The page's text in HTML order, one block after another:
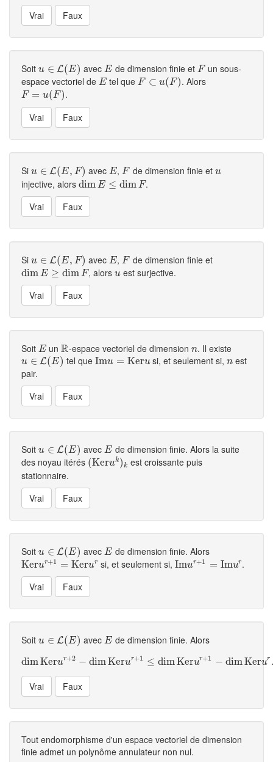
Soit u ∈ L(E)
u∈L (E) avec E
E de dimension finie et F
F un sous-
espace vectoriel de E
E tel que F ⊂ u(F)
F⊂u( F) . Alors
F = u(F)
F= u( F) .
Si u ∈ L(E, F)
u∈L (E,F) avecE
E ,F
F de dimension finie et u
u
injective, alors dimE ≤ dim F
dimE≤dim F .
Si u ∈ L(E, F)
u∈L (E,F) avec E
E , F
F de dimension finie et
dimE ≥ dim F
dimE≥dim F , alors u
uest surjective.
Soit E
E unR
R-espace vectoriel de dimension n
n. Il existe
u ∈ L(E)
u∈L (E) tel queImu = Keru
Imu= Ke ru si, et seulement si,n
n est
pair.
Soit u ∈ L(E)
u∈L (E) avecE
E de dimension finie. Alors la suite
des noyau itérés (Keruk)k
(Keruk)k
est croissante puis
stationnaire.
Soit u ∈ L(E)
u∈L (E) avec E
E de dimension finie. Alors
Kerur+1 = Kerur
Kerur+1= Ke ur si, et seulement si,Imur+1 = Imur
Imur+1= m ur .
Soit u ∈ L(E)
u∈L (E) avec E
E de dimension finie. Alors
dimKerur+2 − dimKerur+1 ≤ dimKerur+1 − dimKerur
dimKe ru r+2−dimKerur+ 1≤dimKerur+1−dimK erur.
Tout endomorphisme d'un espace vectoriel de dimension
finie admet un polynôme annulateur non nul.